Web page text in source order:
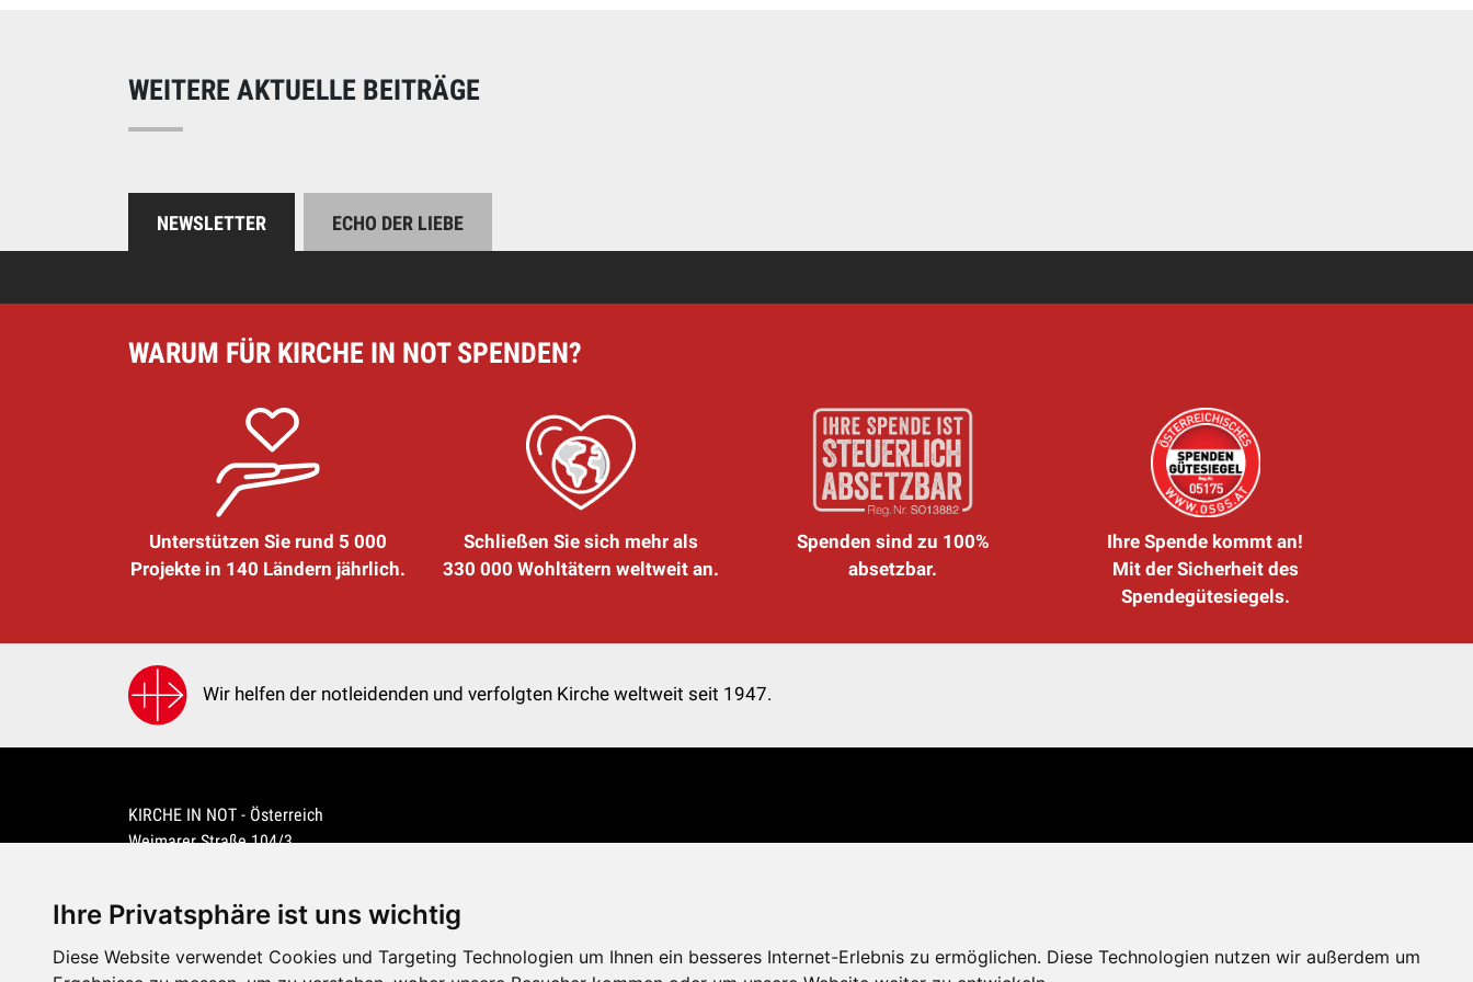
Ihre Privatsphäre ist uns wichtig
Diese Website verwendet Cookies und Targeting Technologien um Ihnen ein besseres Internet-Erlebnis zu ermöglichen. Diese Technologien nutzen wir außerdem um
WEITERE AKTUELLE BEITRÄGE
NEWSLETTER ECHO DER LIEBE
WARUM FÜR KIRCHE IN NOT SPENDEN?
Unterstützen Sie rund 5 000
Projekte in 140 Ländern jährlich.
Schließen Sie sich mehr als
330 000 Wohltätern weltweit an.
Spenden sind zu 100%
absetzbar.
Ihre Spende kommt an!
Mit der Sicherheit des
Spendegütesiegels.
Wir helfen der notleidenden und verfolgten Kirche weltweit seit 1947.
KIRCHE IN NOT - Österreich
Weimarer Straße 104/3
kin@kircheinnot.at